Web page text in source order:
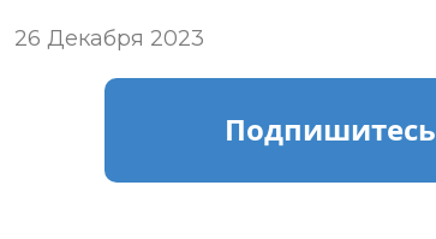
26 Декабря 2023
Подпишитесь